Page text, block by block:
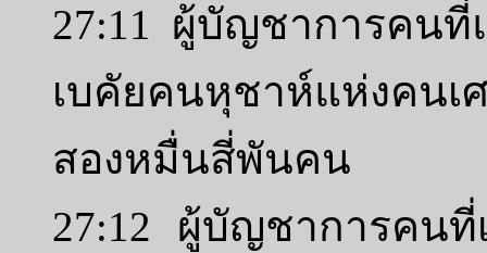
27:11 ผู้บัญชาการคน
เบคัยคนหุชาห์แห่งคน
สองหมื่นสี่พันคน
27:12 ผู้บัญชาการคนที่